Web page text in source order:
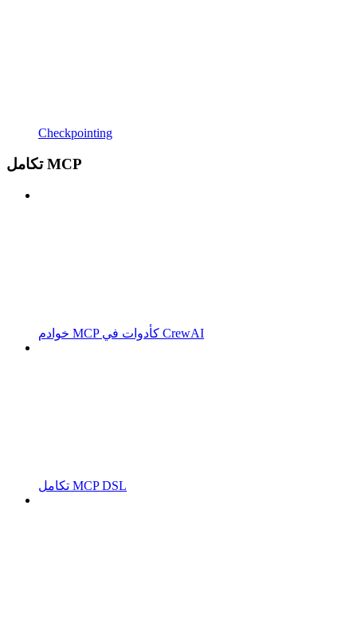
Checkpointing
تكامل MCP
خوادم MCP كأدوات في CrewAI
تكامل MCP DSL